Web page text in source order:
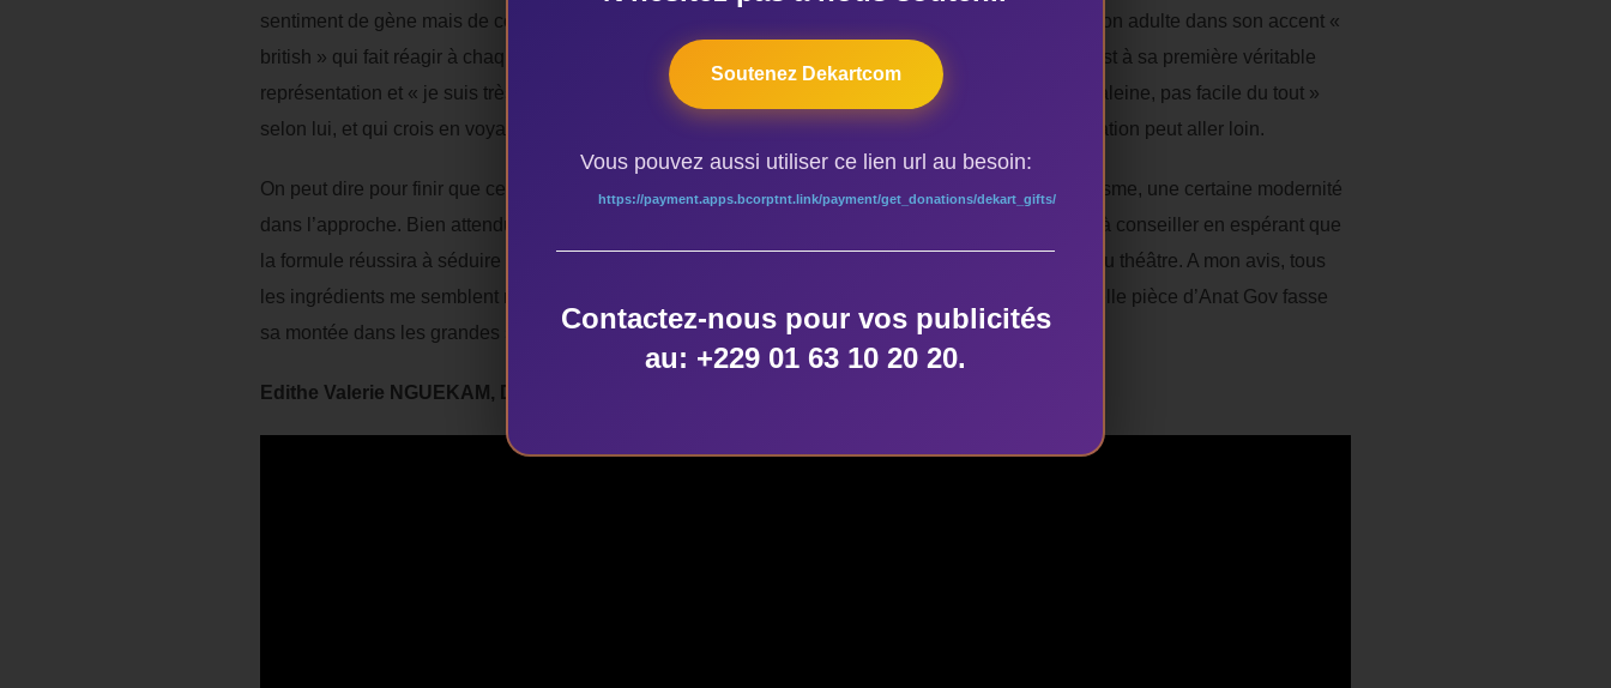
sentiment de gène mais de courte durée, rapidement dissimulé par les belles répliques de Lily version adulte dans son accent «
british » qui fait réagir à chaque fois le public. Pour le metteur en scène Ousmane Sali, cette pièce est à sa première véritable
représentation et « je suis très content pour mes acteurs » ajoute –il. « Ce fut Un travail de longue haleine, pas facile du tout »
selon lui, et qui crois en voyant le comportement des actrices lors de cette générale, cette représentation peut aller loin.
On peut dire pour finir que cette pièce sonne juste, arbore en même temps qu’un indéniable classicisme, une certaine modernité
dans l’approche. Bien attendu il s’agit d’abord et avant tout d’un divertissement. Une pièce à voir et à conseiller en espérant que
la formule réussira à séduire à la longue, et surtout à attirer des spectateurs autrement peu enclins au théâtre. A mon avis, tous
les ingrédients me semblent réunis, en tout cas dans cette démarche sympathique pour que cette belle pièce d’Anat Gov fasse
sa montée dans les grandes salles du pays… Et pourquoi pas à l’échelle internationale !
Edithe Valerie NGUEKAM, Douala – Mai 2017
Soutenez Dekartcom
Vous pouvez aussi utiliser ce lien url au besoin:
https://payment.apps.bcorptnt.link/payment/get_donations/dekart_gifts/
Contactez-nous pour vos publicités
au: +229 01 63 10 20 20.